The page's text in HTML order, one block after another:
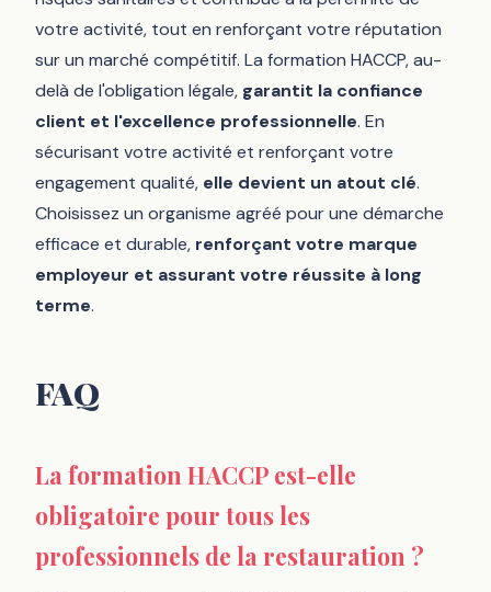
votre activité, tout en renforçant votre réputation
sur un marché compétitif. La formation HACCP, au-
delà de l'obligation légale, garantit la confiance
client et l'excellence professionnelle. En
sécurisant votre activité et renforçant votre
engagement qualité, elle devient un atout clé.
Choisissez un organisme agréé pour une démarche
efficace et durable, renforçant votre marque
employeur et assurant votre réussite à long
terme.
FAQ
La formation HACCP est-elle
obligatoire pour tous les
professionnels de la restauration ?